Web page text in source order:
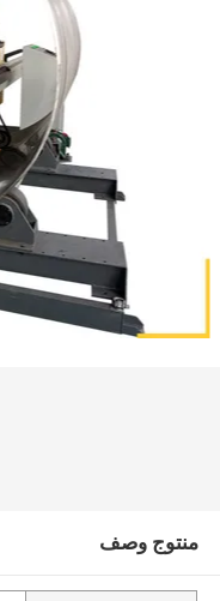
منتوج وصف